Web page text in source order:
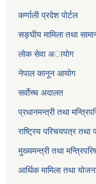
कर्णाली प्रदेश पोर्टल
सङ्घीय मामिला तथा
लाेक सेवा अायाेग
नेपाल कानून आयोग
सर्वाेच्च अदालत
प्रधानमन्त्री तथा
राष्ट्रिय परिचयपत्र तथा
मुख्यमन्त्री तथा
आर्थिक मामिला तथा